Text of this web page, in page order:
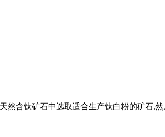
然含钛矿石中选取适合生产钛白粉的矿石,